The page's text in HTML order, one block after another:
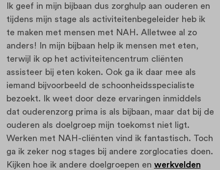
Ik geef in mijn bijbaan dus zorghulp aan ouderen en
tijdens mijn stage als activiteitenbegeleider heb ik
te maken met mensen met NAH. Alletwee al zo
anders! In mijn bijbaan help ik mensen met eten,
terwijl ik op het activiteitencentrum cliënten
assisteer bij eten koken. Ook ga ik daar mee als
iemand bijvoorbeeld de schoonheidsspecialiste
bezoekt. Ik weet door deze ervaringen inmiddels
dat ouderenzorg prima is als bijbaan, maar dat bij de
ouderen als doelgroep mijn toekomst niet ligt.
Werken met NAH-cliënten vind ik fantastisch. Toch
ga ik zeker nog stages bij andere zorglocaties doen.
Kijken hoe ik andere doelgroepen en werkvelden